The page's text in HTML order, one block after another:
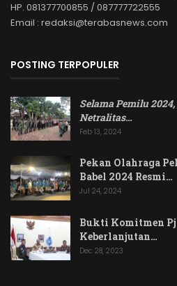
HP. 081377700855 / 087777722555
Email : redaksi@terabasnews.com
POSTING TERPOPULER
Selama Pemilu
Netralitas…
Feb 13, 2024
Pekan Olahraga
Babel 2024 Resmi…
Jul 24, 2024
Bukti Komitmen
Keberlanjutan…
Dec 28, 2023